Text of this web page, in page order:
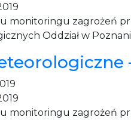
monitoringu zagrożeń
Oddział w
monitoringu zagrożeń